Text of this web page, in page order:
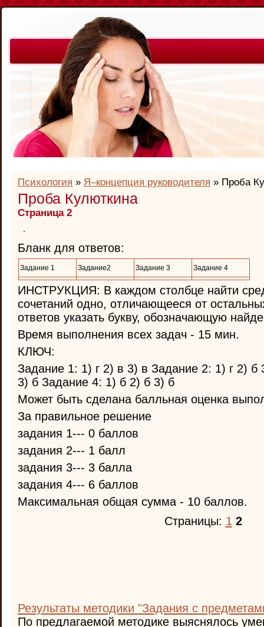
Психология » Я–концепция руководителя » Проба
Проба Кулюткина
Страница 2
Бланк для ответов:
Задание 1 Задание2 Задание 3 Задание 4
ИНСТРУКЦИЯ: В каждом столбце найти
сочетаний одно, отличающееся от
ответов указать букву, обозначающую
Время выполнения всех задач - 15 мин.
КЛЮЧ:
Задание 1: 1) г 2) в 3) в Задание 2: 1) г 2) б
3) б Задание 4: 1) б 2) б 3) б
Может быть сделана балльная оценка
За правильное решение
задания 1--- 0 баллов
задания 2--- 1 балл
задания 3--- 3 балла
задания 4--- 6 баллов
Максимальная общая сумма - 10 баллов.
Страницы: 1 2
Результаты методики "Задания с
По предлагаемой методике выяснялось